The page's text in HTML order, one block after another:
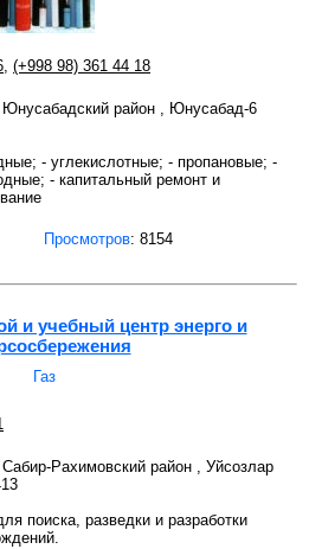
, (+998 98) 361 44 18
Юнусабадский район , Юнусабад-6
- углекислотные; - пропановые; -
- капитальный ремонт и
Просмотров: 8154
и учебный центр энерго и
Газ
Сабир-Рахимовский район , Уйсозлар
поиска, разведки и разработки